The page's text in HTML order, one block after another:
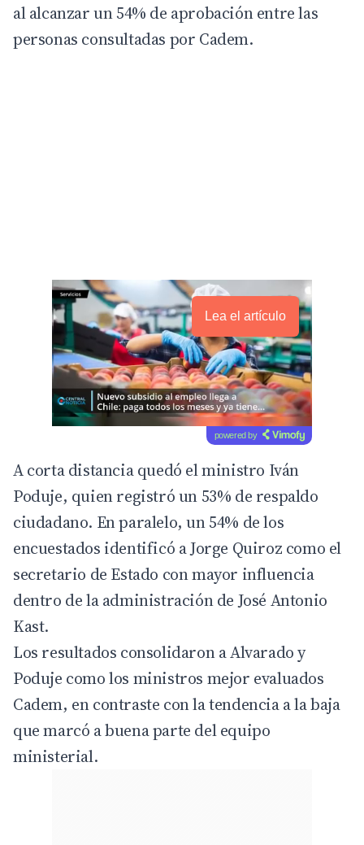
al alcanzar un 54% de aprobación entre las
personas consultadas por Cadem.
Lea el artículo
powered by
A corta distancia quedó el ministro Iván
Poduje, quien registró un 53% de respaldo
ciudadano. En paralelo, un 54% de los
encuestados identificó a Jorge Quiroz como el
secretario de Estado con mayor influencia
dentro de la administración de José Antonio
Kast.
Los resultados consolidaron a Alvarado y
Poduje como los ministros mejor evaluados
Cadem, en contraste con la tendencia a la baja
que marcó a buena parte del equipo
ministerial.